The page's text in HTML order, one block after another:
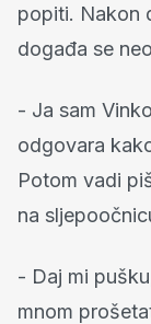
popiti. Nakon
događa se
- Ja sam
odgovara
Potom vadi
na
- Daj mi
mnom